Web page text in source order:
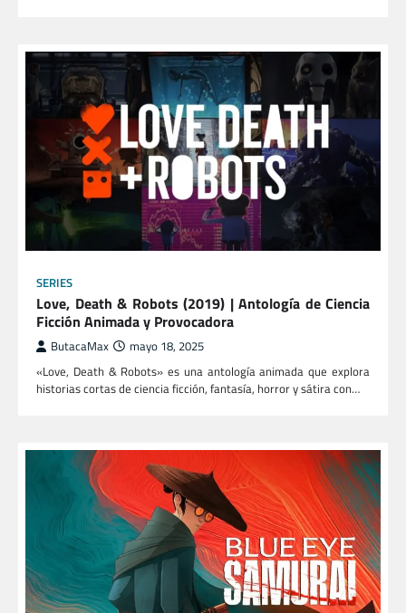
SERIES
Love, Death & Robots (2019) | Antología de Ciencia
Ficción Animada y Provocadora
ButacaMax mayo 18, 2025
«Love, Death & Robots» es una antología animada que explora
historias cortas de ciencia ficción, fantasía, horror y sátira con…